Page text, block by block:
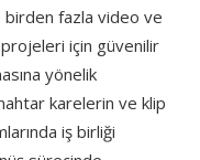
fazla video ve
projeleri için güvenilir
yönelik
karelerin ve klip
iş birliği